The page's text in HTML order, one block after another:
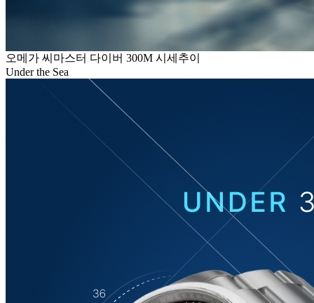
오메가 씨마스터 다이버 300M 시세추이
Under the Sea